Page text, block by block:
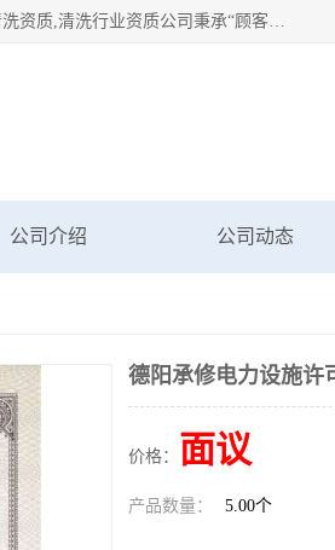
北京茗瀚企业管理咨询有限公司（18513065501.b2b168.com）空调制冷维修资质,油烟管道清洗资质,清洗行业资质公司秉承“顾客至上，锐意进缺的经营理念，我们提供高质量的产品，坚持“客户”的原则为广大客户提供贴心服务。如果你对公司的产品感兴趣，可以联系高经理，我们会用好的产品和服务让您满意。
公司介绍 公司动态
德阳承修电力设施许
价格： 面议
产品数量： 5.00个